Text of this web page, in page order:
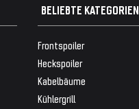
BELIEBTE KATEGORIEN
Frontspoiler
Heckspoiler
Kabelbäume
Kühlergrill